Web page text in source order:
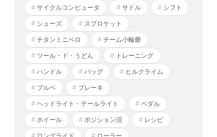
サイクルコンピュータ サドル シフト
シューズ スプロケット
チタンミニベロ チーム小輪爺
ツール・ド・うどん トレーニング
ハンドル バッグ ヒルクライム
ブルベ ブレーキ
ヘッドライト・テールライト ペダル
ホイール ポジション沼 レシピ